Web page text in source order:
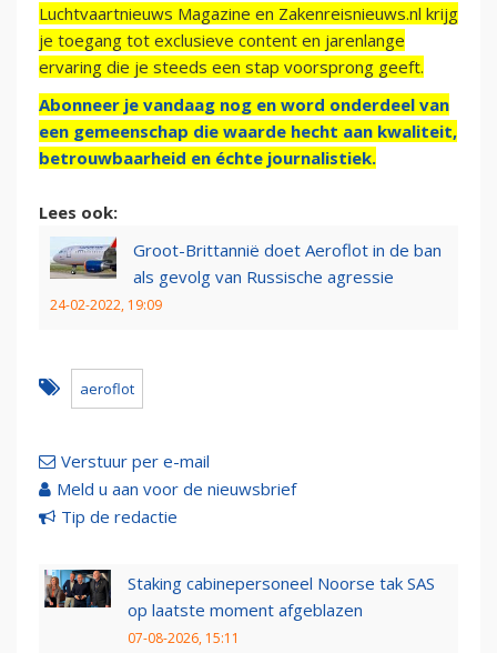
Luchtvaartnieuws Magazine en Zakenreisnieuws.nl krijg
je toegang tot exclusieve content en jarenlange
ervaring die je steeds een stap voorsprong geeft.
Abonneer je vandaag nog en word onderdeel van
een gemeenschap die waarde hecht aan kwaliteit,
betrouwbaarheid en échte journalistiek.
Lees ook:
Groot-Brittannië doet Aeroflot in de ban
als gevolg van Russische agressie
24-02-2022, 19:09
aeroflot
Verstuur per e-mail
Meld u aan voor de nieuwsbrief
Tip de redactie
Staking cabinepersoneel Noorse tak SAS
op laatste moment afgeblazen
07-08-2026, 15:11